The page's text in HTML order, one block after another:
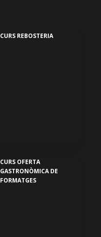
CURS REBOSTERIA
CURS OFERTA
GASTRONÒMICA DE
FORMATGES